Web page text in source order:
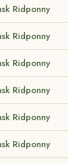
Ridponny
Ridponny
Ridponny
Ridponny
Ridponny
Ridponny